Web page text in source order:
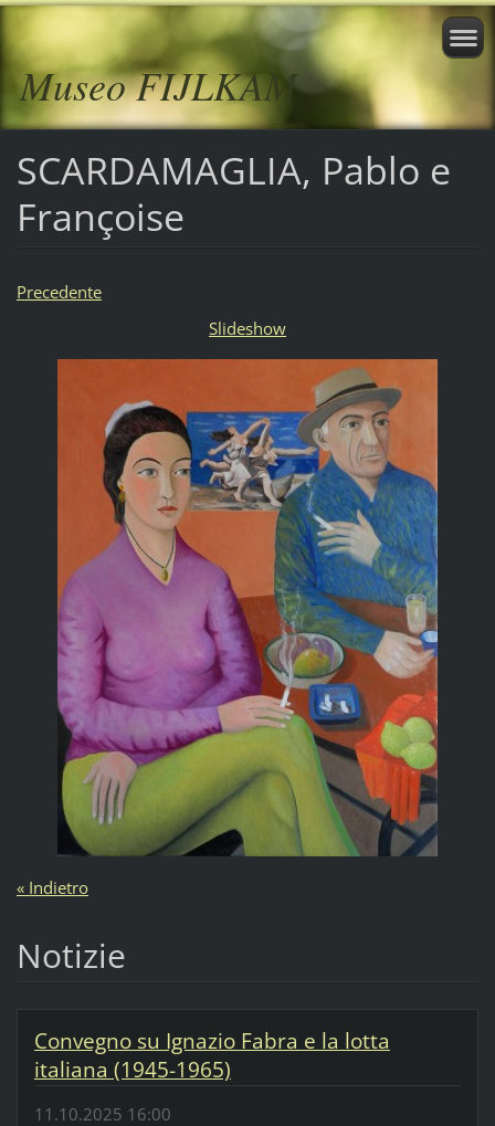
Museo FIJLKAM
SCARDAMAGLIA, Pablo e
Françoise
Precedente
Slideshow
« Indietro
Notizie
Convegno su Ignazio Fabra e la lotta
italiana (1945-1965)
11.10.2025 16:00